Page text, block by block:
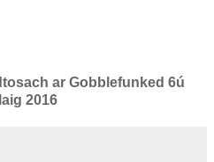
ar Gobblefunked 6ú
2016